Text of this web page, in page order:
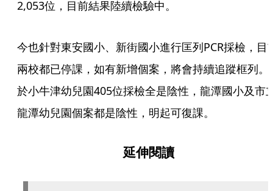
2,053位，目前結果陸續檢驗中。
今也針對東安國小、新街國小進行匡列PCR採檢，目
兩校都已停課，如有新增個案，將會持續追蹤框列。
於小牛津幼兒園405位採檢全是陰性，龍潭國小及市
龍潭幼兒園個案都是陰性，明起可復課。
延伸閱讀